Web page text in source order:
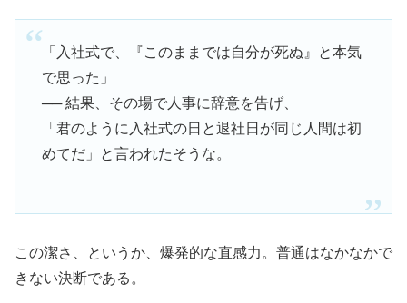
「入社式で、『このままでは自分が死ぬ』と本気
で思った」
── 結果、その場で人事に辞意を告げ、
「君のように入社式の日と退社日が同じ人間は初
めてだ」と言われたそうな。
この潔さ、というか、爆発的な直感力。普通はなかなかで
きない決断である。